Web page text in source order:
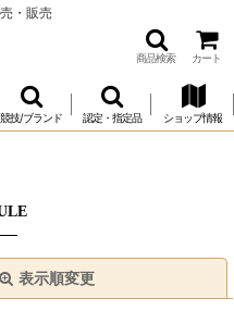
売・販売
商品検索 カート
競技/ブランド 認定・指定品 ショップ情報
表示順変更